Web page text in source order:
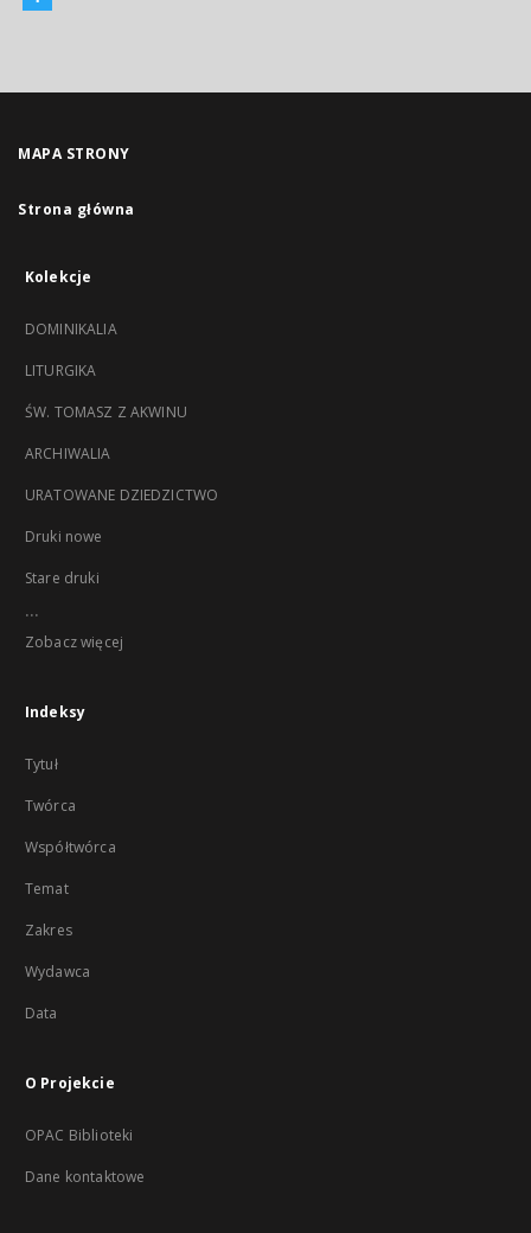
MAPA STRONY
Strona główna
Kolekcje
DOMINIKALIA
LITURGIKA
ŚW. TOMASZ Z AKWINU
ARCHIWALIA
URATOWANE DZIEDZICTWO
Druki nowe
Stare druki
...
Zobacz więcej
Indeksy
Tytuł
Twórca
Współtwórca
Temat
Zakres
Wydawca
Data
O Projekcie
OPAC Biblioteki
Dane kontaktowe